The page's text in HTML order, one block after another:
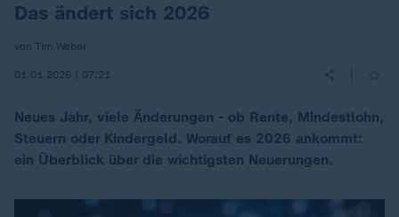
:Das ändert sich 2026
von Tim Weber
01.01.2026 | 07:21
Neues Jahr, viele Änderungen - ob Rente, Mindestlohn,
Steuern oder Kindergeld. Worauf es 2026 ankommt:
ein Überblick über die wichtigsten Neuerungen.